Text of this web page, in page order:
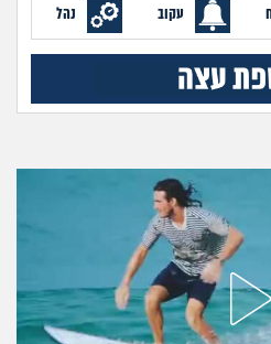
עבודה וקריירה
חברים ואנשים
מה שעובר עליי
שומרים על הגוף
פיננסי וכלכלה
עקוב נהל